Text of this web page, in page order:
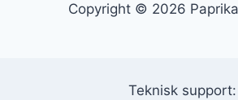
Copyright © 2026
Teknisk support: